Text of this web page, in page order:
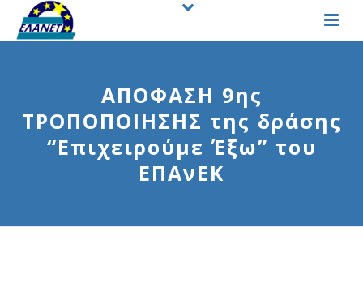
ΑΠΟΦΑΣΗ 9ης
ΤΡΟΠΟΠΟΙΗΣΗΣ της δράσης
“Επιχειρούμε Έξω” του
ΕΠΑνΕΚ